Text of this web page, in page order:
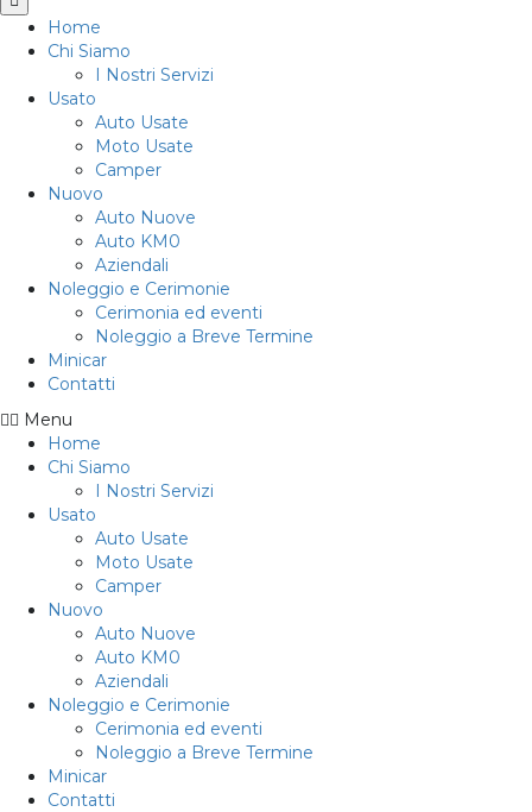
Home
Chi Siamo
I Nostri Servizi
Usato
Auto Usate
Moto Usate
Camper
Nuovo
Auto Nuove
Auto KM0
Aziendali
Noleggio e Cerimonie
Cerimonia ed eventi
Noleggio a Breve Termine
Minicar
Contatti
Menu
Home
Chi Siamo
I Nostri Servizi
Usato
Auto Usate
Moto Usate
Camper
Nuovo
Auto Nuove
Auto KM0
Aziendali
Noleggio e Cerimonie
Cerimonia ed eventi
Noleggio a Breve Termine
Minicar
Contatti